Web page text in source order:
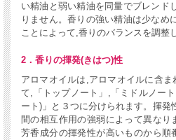
い精油と弱い精油を同量でブレンド
りません。香りの強い精油は少なめ
ことによって,香りのバランスを調整
2．香りの揮発(きはつ)性
アロマオイルは,アロマオイルに含
て,「トップノート」,「ミドルノー
ート)」と３つに分けられます。揮発
間の相互作用の強弱によって異なり
芳香成分の揮発性が高いものから順